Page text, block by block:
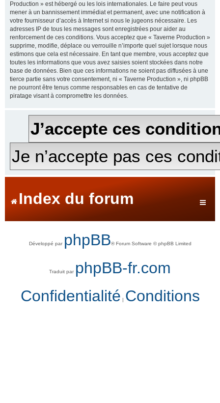
Production » est hébergé ou les lois internationales. Le faire peut vous
mener à un bannissement immédiat et permanent, avec une notification à
votre fournisseur d’accès à Internet si nous le jugeons nécessaire. Les
adresses IP de tous les messages sont enregistrées pour aider au
renforcement de ces conditions. Vous acceptez que « Taverne Production »
supprime, modifie, déplace ou verrouille n’importe quel sujet lorsque nous
estimons que cela est nécessaire. En tant que membre, vous acceptez que
toutes les informations que vous avez saisies soient stockées dans notre
base de données. Bien que ces informations ne soient pas diffusées à une
tierce partie sans votre consentement, ni « Taverne Production », ni phpBB
ne pourront être tenus comme responsables en cas de tentative de
piratage visant à compromettre les données.
Index du forum
Développé par phpBB® Forum Software © phpBB Limited
Traduit par phpBB-fr.com
Confidentialité | Conditions